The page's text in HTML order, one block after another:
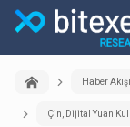
Haber Akışı
Çin, Dijital Yuan